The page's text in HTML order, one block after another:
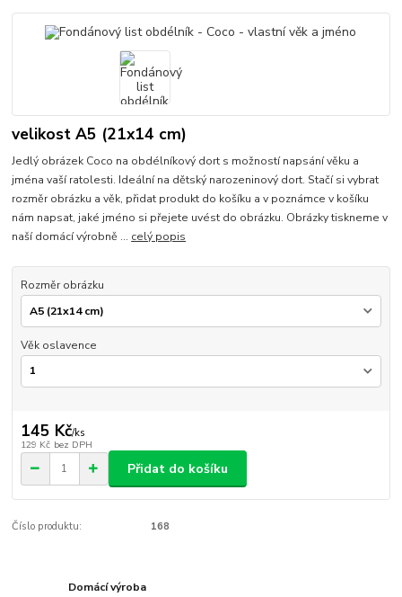
velikost A5 (21x14 cm)
Jedlý obrázek Coco na obdélníkový dort s možností napsání věku a
jména vaší ratolesti. Ideální na dětský narozeninový dort. Stačí si vybrat
rozměr obrázku a věk, přidat produkt do košíku a v poznámce v košíku
nám napsat, jaké jméno si přejete uvést do obrázku. Obrázky tiskneme v
naší domácí výrobně ... celý popis
Rozměr obrázku
Věk oslavence
145 Kč/ks
129 Kč bez DPH
Přidat do košíku
Číslo produktu: 168
Domácí výroba